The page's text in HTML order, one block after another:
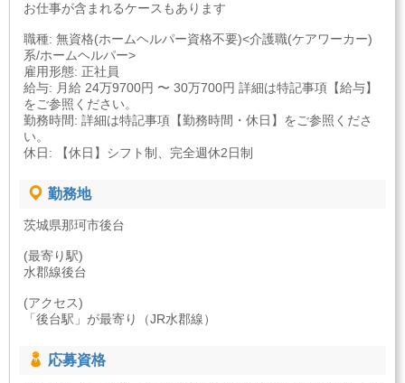
お仕事が含まれるケースもあります
職種: 無資格(ホームヘルパー資格不要)<介護職(ケアワーカー)
系/ホームヘルパー>
雇用形態: 正社員
給与: 月給 24万9700円 〜 30万700円 詳細は特記事項【給与】
をご参照ください。
勤務時間: 詳細は特記事項【勤務時間・休日】をご参照くださ
い。
休日: 【休日】シフト制、完全週休2日制
勤務地
茨城県那珂市後台
(最寄り駅)
水郡線後台
(アクセス)
「後台駅」が最寄り（JR水郡線）
応募資格